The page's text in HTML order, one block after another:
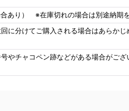
あり） ※在庫切れの場合は別途納期
に分けてご購入される場合はあらか
やチャコペン跡などがある場合がご